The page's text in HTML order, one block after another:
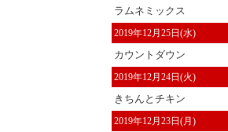
ラムネミックス
2019年12月25日(水)
カウントダウン
2019年12月24日(火)
きちんとチキン
2019年12月23日(月)